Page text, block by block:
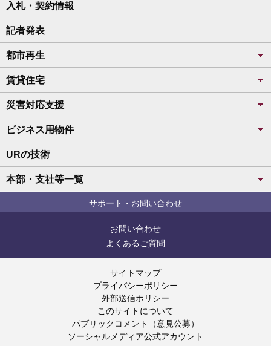
入札・契約情報
記者発表
都市再生
賃貸住宅
災害対応支援
ビジネス用物件
URの技術
本部・支社等一覧
サポート・お問い合わせ
お問い合わせ
よくあるご質問
サイトマップ
プライバシーポリシー
外部送信ポリシー
このサイトについて
パブリックコメント（意見公募）
ソーシャルメディア公式アカウント